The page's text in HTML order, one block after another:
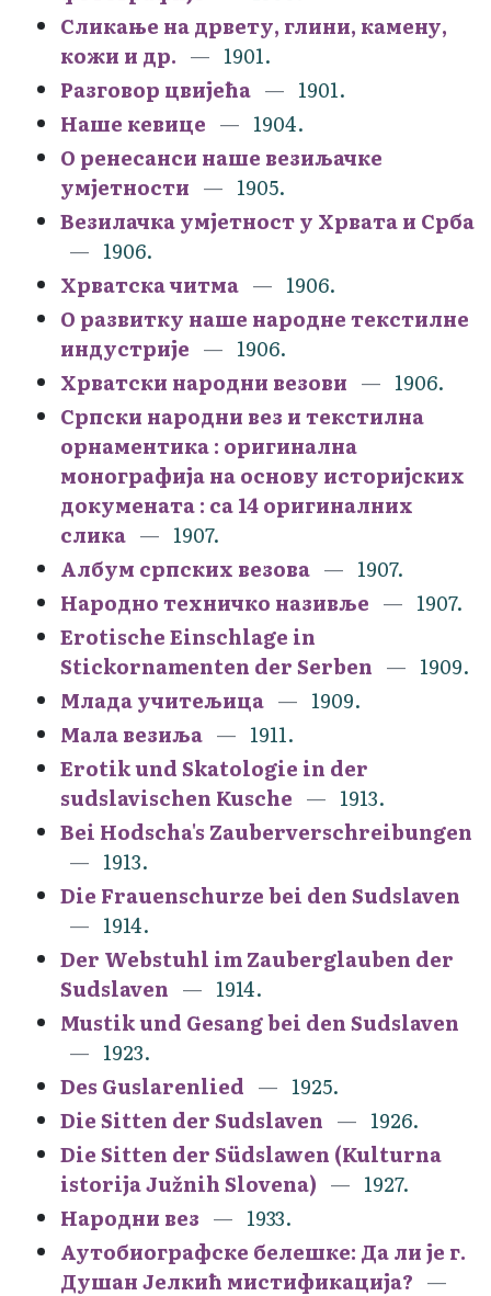
Сликање на дрвету, глини, камену,
кожи и др.
1901.
Разговор цвијећа
1901.
Наше кевице
1904.
О ренесанси наше везиљачке
умjетности
1905.
Везилачка умјетност у Хрвата и Срба
1906.
Хрватска читма
1906.
О развитку наше народне текстилне
индустрије
1906.
Хрватски народни везови
1906.
Српски народни вез и текстилна
орнаментика : оригинална
монографија на основу историјских
докумената : са 14 оригиналних
слика
1907.
Албум српских везова
1907.
Народно техничко називље
1907.
Erotische Einschlage in
Stickornamenten der Serben
1909.
Млада учитељица
1909.
Мала везиља
1911.
Erotik und Skatologie in der
sudslavischen Kusche
1913.
Bei Hodscha's Zauberverschreibungen
1913.
Die Frauenschurze bei den Sudslaven
1914.
Der Webstuhl im Zauberglauben der
Sudslaven
1914.
Mustik und Gesang bei den Sudslaven
1923.
Des Guslarenlied
1925.
Die Sitten der Sudslaven
1926.
Die Sitten der Südslawen (Kulturna
istorija Južnih Slovena)
1927.
Народни вез
1933.
Аутобиографске белешке: Да ли је г.
Душан Јелкић мистификација?